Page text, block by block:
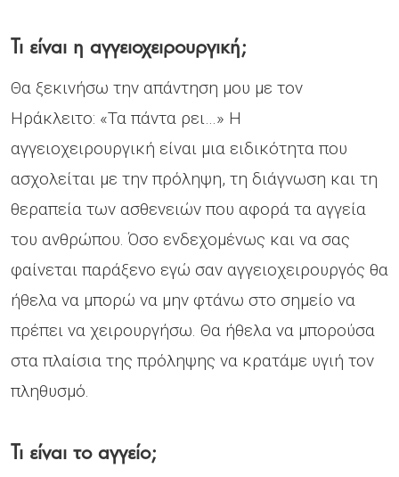
Τι είναι η αγγειοχειρουργική;
Θα ξεκινήσω την απάντηση μου με τον
Ηράκλειτο: «Τα πάντα ρει…» Η
αγγειοχειρουργική είναι μια ειδικότητα που
ασχολείται με την πρόληψη, τη διάγνωση και τη
θεραπεία των ασθενειών που αφορά τα αγγεία
του ανθρώπου. Όσο ενδεχομένως και να σας
φαίνεται παράξενο εγώ σαν αγγειοχειρουργός θα
ήθελα να μπορώ να μην φτάνω στο σημείο να
πρέπει να χειρουργήσω. Θα ήθελα να μπορούσα
στα πλαίσια της πρόληψης να κρατάμε υγιή τον
πληθυσμό.
Τι είναι το αγγείο;